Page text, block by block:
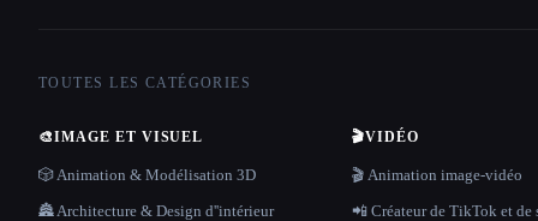
TOUTES LES CATÉGORIES
🎨IMAGE ET VISUEL
🎲 Animation & Modélisation 3D
🏯 Architecture & Design d''intérieur
🎬VIDÉO
🎬 Animation image-vidéo
📲 Créateur de TikTok et de